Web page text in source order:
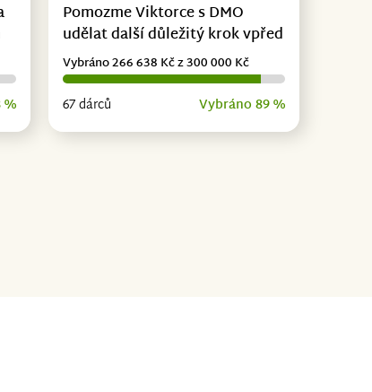
Pomozme Viktorce s DMO
udělat další důležitý krok vpřed
67 dárců Vybráno 89 %
Vybráno 266 638 Kč z 300 000 Kč